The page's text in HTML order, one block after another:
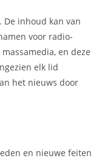
inhoud kan van
voor radio-
en deze
elk lid
het nieuws door
en nieuwe feiten